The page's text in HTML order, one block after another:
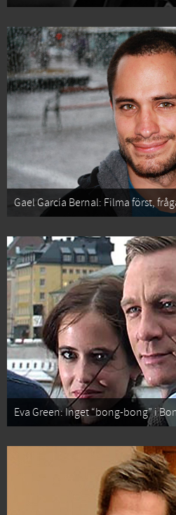
Gael García Bernal: Filma först,
Eva Green: Inget “bong-bong” i